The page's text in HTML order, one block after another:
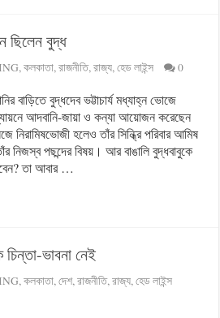
ছিলেন বুদ্ধ
,কলকাতা,রাজনীতি,রাজ্য,হেড লাইন্স 0
বাড়িতে বুদ্ধদেব ভট্টাচার্য মধ্যাহ্ন ভোজে
আদবানি-জায়া ও কন্যা আয়োজন করেছেন
নিরামিষভোজী হলেও তাঁর সিন্ধ্রি পরিবার আমিষ
নিজস্ব পছন্দের বিষয়। আর বাঙালি বুদ্ধবাবুকে
তা আবার …
ভাবনা নেই
,কলকাতা,দেশ,রাজনীতি,রাজ্য,হেড লাইন্স